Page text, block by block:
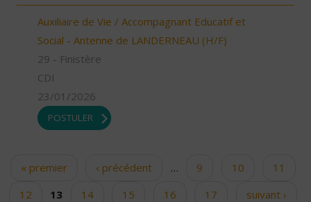
Auxiliaire de Vie / Accompagnant Educatif et
Social - Antenne de LANDERNEAU (H/F)
29 - Finistère
CDI
23/01/2026
POSTULER
Pages
« premier ‹ précédent … 9 10
11
12
13 14 15 16 17
suivant ›